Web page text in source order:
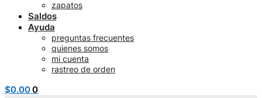
zapatos
Saldos
Ayuda
preguntas frecuentes
quienes somos
mi cuenta
rastreo de orden
$0.00 0